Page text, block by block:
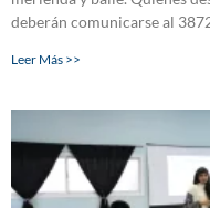
deberán comunicarse al
Leer Más >>